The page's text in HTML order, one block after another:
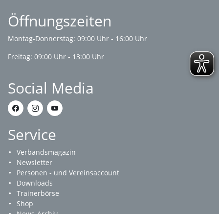
Öffnungszeiten
Montag-Donnerstag: 09:00 Uhr - 16:00 Uhr
Freitag: 09:00 Uhr - 13:00 Uhr
Social Media
Service
Verbandsmagazin
Newsletter
Personen - und Vereinsaccount
Downloads
Trainerbörse
Shop